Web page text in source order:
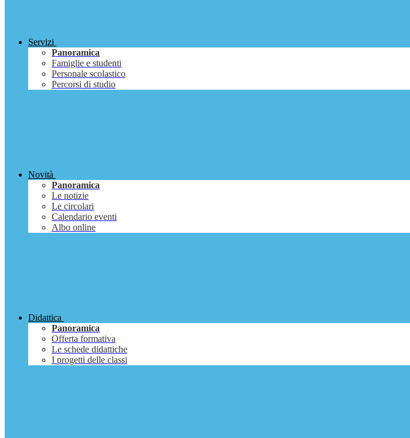
Servizi
Panoramica
Famiglie e studenti
Personale scolastico
Percorsi di studio
Novità
Panoramica
Le notizie
Le circolari
Calendario eventi
Albo online
Didattica
Panoramica
Offerta formativa
Le schede didattiche
I progetti delle classi